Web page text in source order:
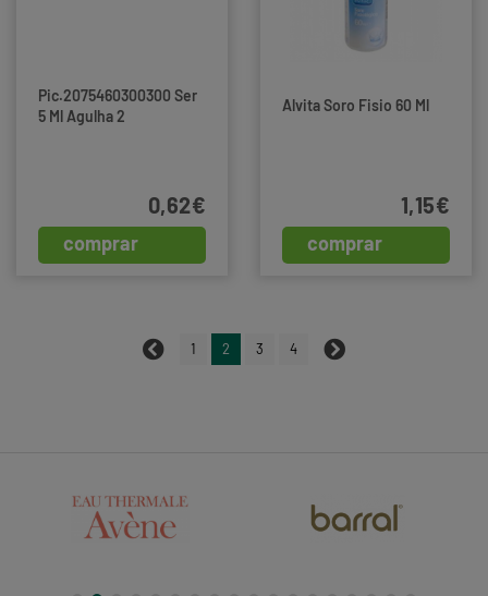
Pic.2075460300300 Ser
5 Ml Agulha 2
comprar
0,62€
Alvita Soro Fisio 60 Ml
comprar
1,15€
1 2 3 4